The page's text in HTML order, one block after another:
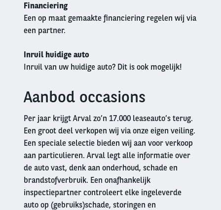
Financiering
Een op maat gemaakte financiering regelen wij via
een partner.
Inruil huidige auto
Inruil van uw huidige auto? Dit is ook mogelijk!
columnAanbod occasions
Per jaar krijgt Arval zo’n 17.000 leaseauto’s terug.
Een groot deel verkopen wij via onze eigen veiling.
Een speciale selectie bieden wij aan voor verkoop
aan particulieren. Arval legt alle informatie over
de auto vast, denk aan onderhoud, schade en
brandstofverbruik. Een onafhankelijk
inspectiepartner controleert elke ingeleverde
auto op (gebruiks)schade, storingen en